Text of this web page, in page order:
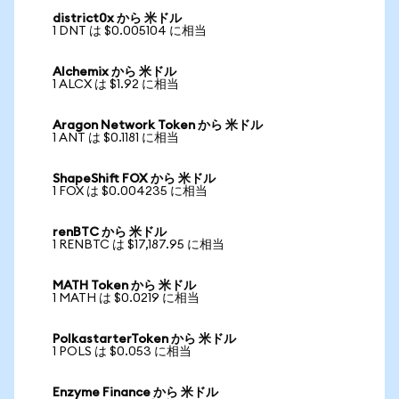
district0x から 米ドル
1 DNT は $0.005104 に相当
Alchemix から 米ドル
1 ALCX は $1.92 に相当
Aragon Network Token から 米ドル
1 ANT は $0.1181 に相当
ShapeShift FOX から 米ドル
1 FOX は $0.004235 に相当
renBTC から 米ドル
1 RENBTC は $17,187.95 に相当
MATH Token から 米ドル
1 MATH は $0.0219 に相当
PolkastarterToken から 米ドル
1 POLS は $0.053 に相当
Enzyme Finance から 米ドル